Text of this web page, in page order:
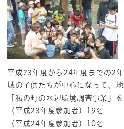
平成23年度から24年度までの2
域の子供たちが中心になって、
「私の町の水辺環境調査事業」を
（平成23年度参加者）19名
（平成24年度参加者）10名